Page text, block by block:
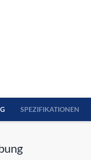
SPEZIFIKATIONEN